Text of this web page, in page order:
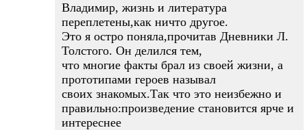
Владимир, жизнь и литература
переплетены,как ничто другое.
Это я остро поняла,прочитав Дневники Л.
Толстого. Он делился тем,
что многие факты брал из своей жизни, а
прототипами героев называл
своих знакомых.Так что это неизбежно и
правильно:произведение становится ярче и
интереснее